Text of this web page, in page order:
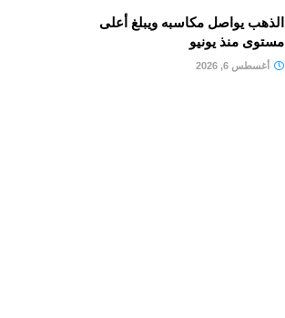
الذهب يواصل مكاسبه ويبلغ أعلى
مستوى منذ يونيو
أغسطس 6, 2026